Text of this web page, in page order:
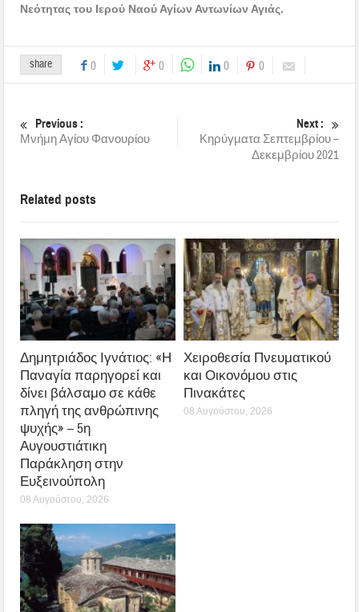
Νεότητας του Ιερού Ναού Αγίων Αντωνίων Αγιάς.
share 0 0 0 0
Previous :
Μνήμη Αγίου Φανουρίου
Next :
Κηρύγματα Σεπτεμβρίου –
Δεκεμβρίου 2021
Related posts
Δημητριάδος Ιγνάτιος: «Η
Παναγία παρηγορεί και
δίνει βάλσαμο σε κάθε
πληγή της ανθρώπινης
ψυχής» – 5η
Αυγουστιάτικη
Παράκληση στην
Ευξεινούπολη
08 Αυγούστου, 2026
Χειροθεσία Πνευματικού
και Οικονόμου στις
Πινακάτες
08 Αυγούστου, 2026